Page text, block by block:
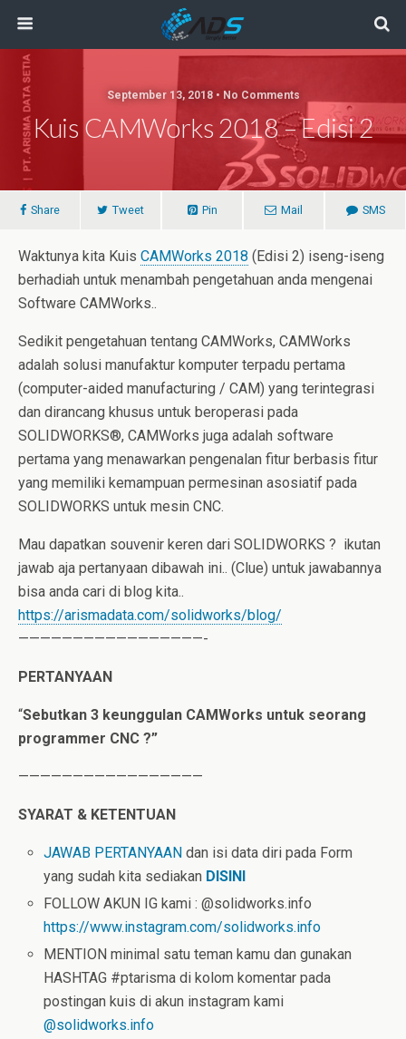
September 13, 2018 • No Comments
Kuis CAMWorks 2018 – Edisi 2
Share Tweet Pin Mail SMS
Waktunya kita Kuis CAMWorks 2018 (Edisi 2) iseng-iseng
berhadiah untuk menambah pengetahuan anda mengenai
Software CAMWorks..
Sedikit pengetahuan tentang CAMWorks, CAMWorks
adalah solusi manufaktur komputer terpadu pertama
(computer-aided manufacturing / CAM) yang terintegrasi
dan dirancang khusus untuk beroperasi pada
SOLIDWORKS®, CAMWorks juga adalah software
pertama yang menawarkan pengenalan fitur berbasis fitur
yang memiliki kemampuan permesinan asosiatif pada
SOLIDWORKS untuk mesin CNC.
Mau dapatkan souvenir keren dari SOLIDWORKS ? ikutan
jawab aja pertanyaan dibawah ini.. (Clue) untuk jawabannya
bisa anda cari di blog kita..
https://arismadata.com/solidworks/blog/
—————————————————-
PERTANYAAN
“Sebutkan 3 keunggulan CAMWorks untuk seorang
programmer CNC ?”
—————————————————
SYARAT & KETENTUAN
JAWAB PERTANYAAN dan isi data diri pada Form
yang sudah kita sediakan DISINI
FOLLOW AKUN IG kami : @solidworks.info
https://www.instagram.com/solidworks.info
MENTION minimal satu teman kamu dan gunakan
HASHTAG #ptarisma di kolom komentar pada
postingan kuis di akun instagram kami
@solidworks.info